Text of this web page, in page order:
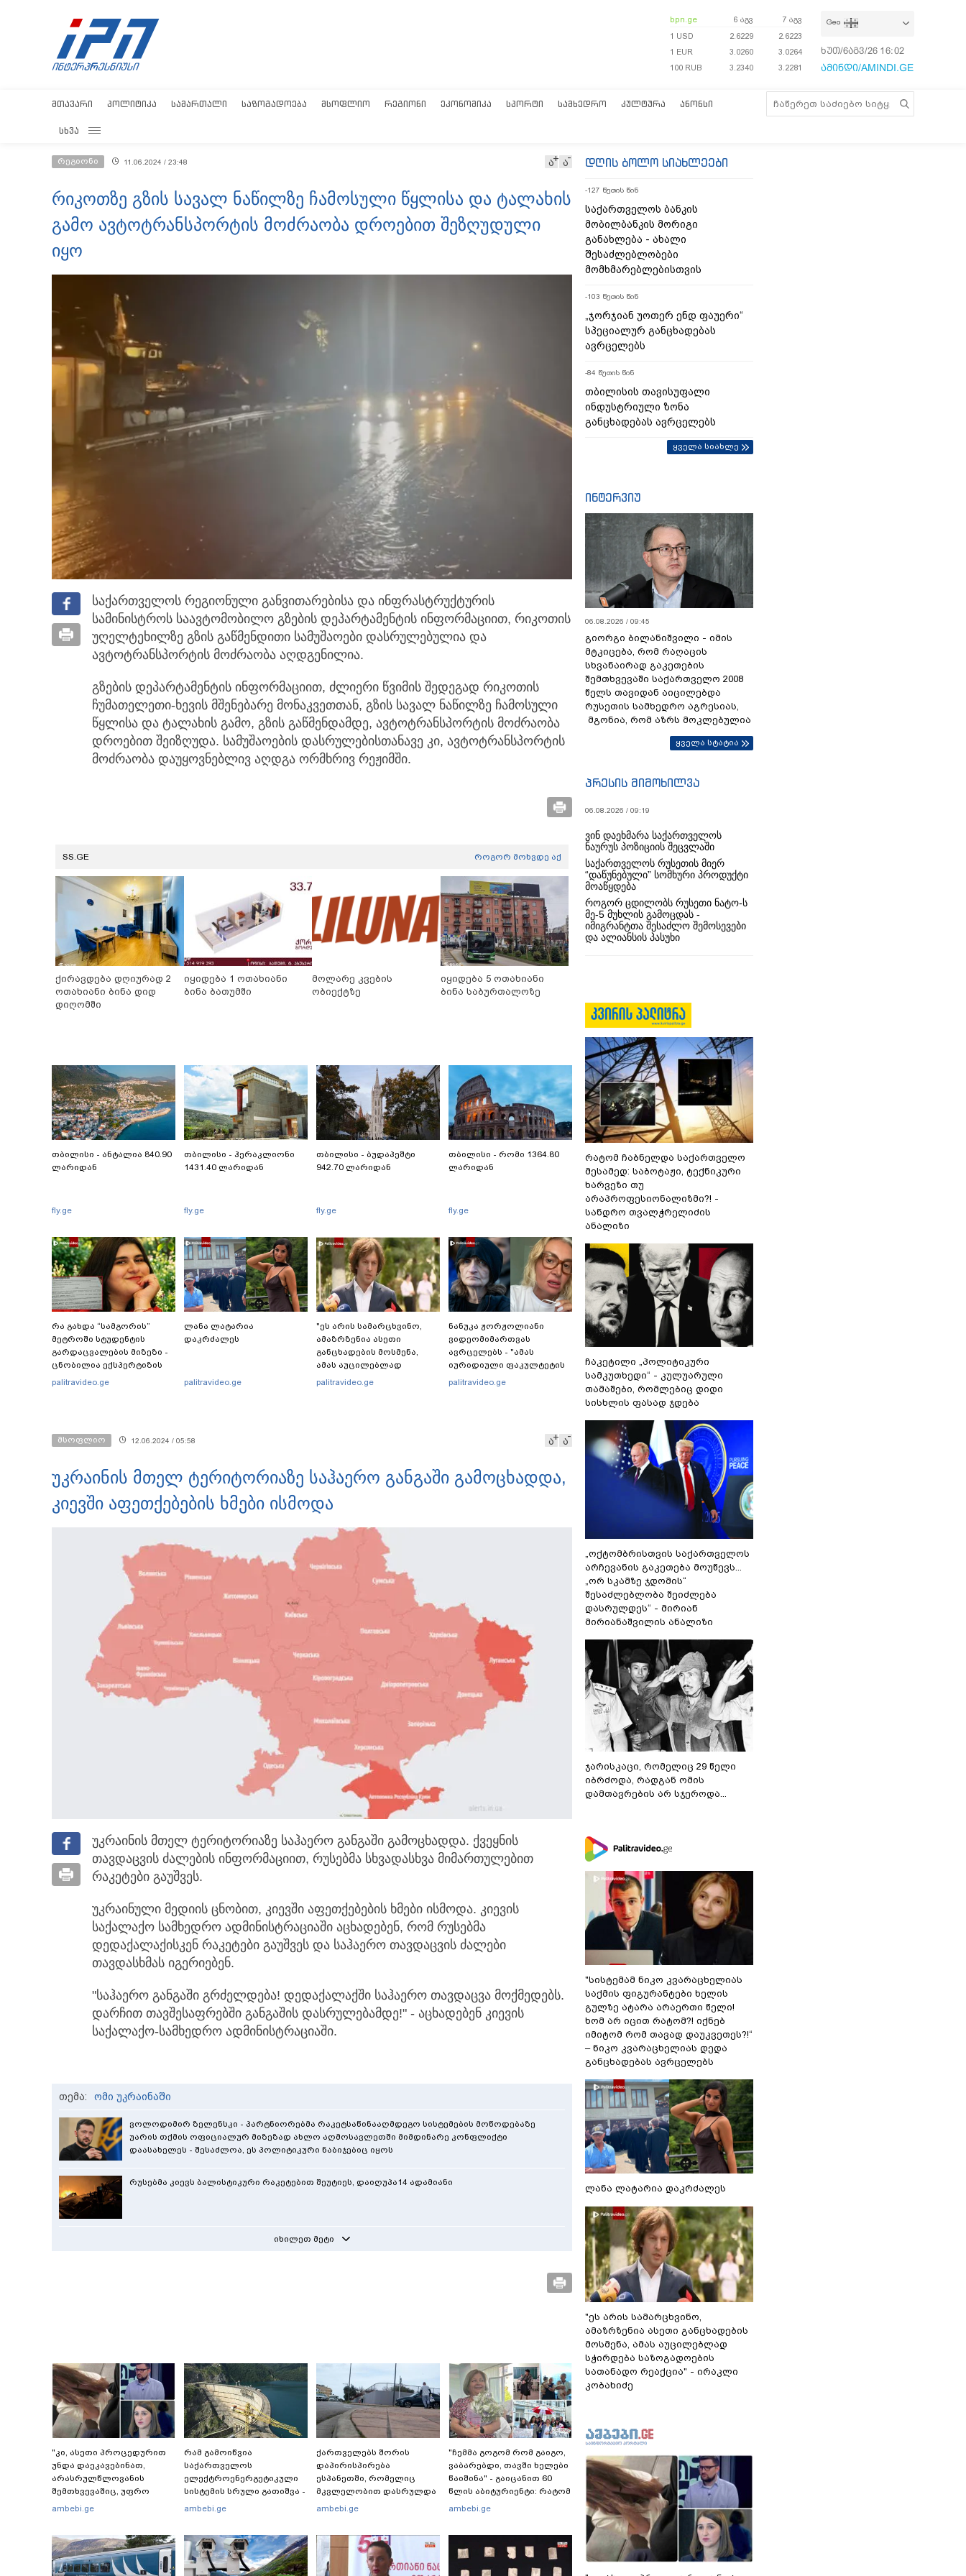
bpn.ge 6 აგვ
7 აგვ
1 USD
2.6229
2.6223
1 EUR
3.0260
3.0264
100 RUB
3.2340 3.2281
Geo
ხუთ/6აგვ/26 16:02:06
ამინდი/AMINDI.GE
ᲛᲗᲐᲕᲐᲠᲘ ᲞᲝᲚᲘᲢᲘᲙᲐ ᲡᲐᲛᲐᲠᲗᲐᲚᲘ ᲡᲐᲖᲝᲒᲐᲓᲝᲔᲑᲐ ᲛᲡᲝᲤᲚᲘᲝ ᲠᲔᲒᲘᲝᲜᲘ ᲔᲙᲝᲜᲝᲛᲘᲙᲐ ᲡᲞᲝᲠᲢᲘ ᲡᲐᲛᲮᲔᲓᲠᲝ ᲙᲣᲚᲢᲣᲠᲐ ᲐᲜᲝᲜᲡᲘ
ᲡᲮᲕᲐ
რეგიონი 11.06.2024 / 23:48 ა ა
რიკოთზე გზის სავალ ნაწილზე ჩამოსული წყლისა და ტალახის
გამო ავტოტრანსპორტის მოძრაობა დროებით შეზღუდული
იყო
საქართველოს რეგიონული განვითარებისა და ინფრასტრუქტურის
სამინისტროს საავტომობილო გზების დეპარტამენტის ინფორმაციით, რიკოთის
უღელტეხილზე გზის გაწმენდითი სამუშაოები დასრულებულია და
ავტოტრანსპორტის მოძრაობა აღდგენილია.
გზების დეპარტამენტის ინფორმაციით, ძლიერი წვიმის შედეგად რიკოთის
ჩუმათელეთი-ხევის მშენებარე მონაკვეთთან, გზის სავალ ნაწილზე ჩამოსული
წყლისა და ტალახის გამო, გზის გაწმენდამდე, ავტოტრანსპორტის მოძრაობა
დროებით შეიზღუდა. სამუშაოების დასრულებისთანავე კი, ავტოტრანსპორტის
მოძრაობა დაუყოვნებლივ აღდგა ორმხრივ რეჟიმში.
SS.GE როგორ მოხვდე აქ
ქირავდება დღიურად 2
ოთახიანი ბინა დიდ
დიღომში
იყიდება 1 ოთახიანი
ბინა ბათუმში
მოლარე კვების
ობიექტზე
იყიდება 5 ოთახიანი
ბინა საბურთალოზე
თბილისი - ანტალია 840.90
ლარიდან
fly.ge
თბილისი - ჰერაკლიონი
1431.40 ლარიდან
fly.ge
თბილისი - ბუდაპეშტი
942.70 ლარიდან
fly.ge
თბილისი - რომი 1364.80
ლარიდან
fly.ge
რა გახდა “სამგორის”
მეტროში სტუდენტის
გარდაცვალების მიზეზი -
ცნობილია ექსპერტიზის
პასუხი
palitravideo.ge
ლანა ლატარია
დაკრძალეს
palitravideo.ge
"ეს არის სამარცხვინო,
ამაზრზენია ასეთი
განცხადების მოსმენა,
ამას აუცილებლად
სჭირდება საზოგადოების
palitravideo.ge
ნანუკა ჟორჟოლიანი
ვიდეომიმართვას
ავრცელებს - "ამას
იურიდიული ფაკულტეტის
1-ელი კურსის სტუდენტიც
palitravideo.ge
მსოფლიო 12.06.2024 / 05:58 ა ა
უკრაინის მთელ ტერიტორიაზე საჰაერო განგაში გამოცხადდა,
კიევში აფეთქებების ხმები ისმოდა
უკრაინის მთელ ტერიტორიაზე საჰაერო განგაში გამოცხადდა. ქვეყნის
თავდაცვის ძალების ინფორმაციით, რუსებმა სხვადასხვა მიმართულებით
რაკეტები გაუშვეს.
უკრაინული მედიის ცნობით, კიევში აფეთქებების ხმები ისმოდა. კიევის
საქალაქო სამხედრო ადმინისტრაციაში აცხადებენ, რომ რუსებმა
დედაქალაქისკენ რაკეტები გაუშვეს და საჰაერო თავდაცვის ძალები
თავდასხმას იგერიებენ.
"საჰაერო განგაში გრძელდება! დედაქალაქში საჰაერო თავდაცვა მოქმედებს.
დარჩით თავშესაფრებში განგაშის დასრულებამდე!" - აცხადებენ კიევის
საქალაქო-სამხედრო ადმინისტრაციაში.
თემა: ომი უკრაინაში
ვოლოდიმირ ზელენსკი - პარტნიორებმა რაკეტსაწინააღმდეგო სისტემების მოწოდებაზე
უარის თქმის ოფიციალურ მიზეზად ახლო აღმოსავლეთში მიმდინარე კონფლიქტი
დაასახელეს - შესაძლოა, ეს პოლიტიკური ნაბიჯებიც იყოს
რუსებმა კიევს ბალისტიკური რაკეტებით შეუტიეს, დაიღუპა14 ადამიანი
იხილეთ მეტი
"კი, ასეთი პროცედურით
უნდა დაეკავებინათ,
არასრულწლოვანის
შემთხვევაშიც, უფრო
მსუბუქი ვარიანტი ძნელი
აღსრულდა განჩინება
ღამე" - იურისტები
ambebi.ge
რამ გამოიწვია
საქართველოს
ელექტროენერგეტიკული
სისტემის სრული გათიშვა -
რას ამბობს სემეკ-ის
ambebi.ge
ქართველებს შორის
დაპირისპირება
ესპანეთში, რომელიც
მკვლელობით დასრულდა
- რას წერს
შეეჯახა ჟორასა და
რაინდის"
ambebi.ge
"ჩემმა გოგომ რომ გაიგო,
ვაბარებდი, თავში ხელები
წაიშინა" - გაიცანით 60
წლის აბიტურიენტი: რატომ
გადაწყვიტა ბაგრატიონთა
ambebi.ge
დღის ბოლო სიახლეები
-127 წუთის წინ
საქართველოს ბანკის
მობილბანკის მორიგი
განახლება - ახალი
შესაძლებლობები
მომხმარებლებისთვის
-103 წუთის წინ
„ჯორჯიან უოთერ ენდ ფაუერი“
სპეციალურ განცხადებას
ავრცელებს
-84 წუთის წინ
თბილისის თავისუფალი
ინდუსტრიული ზონა
განცხადებას ავრცელებს
ყველა სიახლე
ინტერვიუ
06.08.2026 / 09:45
გიორგი ბილანიშვილი - იმის
მტკიცება, რომ რაღაცის
სხვანაირად გაკეთების
შემთხვევაში საქართველო 2008
წელს თავიდან აიცილებდა
რუსეთის სამხედრო აგრესიას,
მგონია, რომ აზრს მოკლებულია
ყველა სტატია
პრესის მიმოხილვა
06.08.2026 / 09:19
ვინ დაეხმარა საქართველოს
ნაურუს პოზიციის შეცვლაში
საქართველოს რუსეთის მიერ
“დაწუნებული” სომხური პროდუქტი
მოაწყდება
როგორ ცდილობს რუსეთი ნატო-ს
მე-5 მუხლის გამოცდას -
იმიგრანტთა შესაძლო შემოსევები
და ალიანსის პასუხი
რატომ ჩაბნელდა საქართველო
მესამედ: საბოტაჟი, ტექნიკური
ხარვეზი თუ
არაპროფესიონალიზმი?! -
სანდრო თვალჭრელიძის
ანალიზი
ჩაკეტილი „პოლიტიკური
სამკუთხედი“ - კულუარული
თამაშები, რომლებიც დიდი
სისხლის ფასად ჯდება
„ოქტომბრისთვის საქართველოს
არჩევანის გაკეთება მოუწევს...
„ორ სკამზე ჯდომის“
შესაძლებლობა შეიძლება
დასრულდეს“ - მირიან
მირიანაშვილის ანალიზი
ჯარისკაცი, რომელიც 29 წელი
იბრძოდა, რადგან ომის
დამთავრების არ სჯეროდა...
"სისტემამ ნიკო კვარაცხელიას
საქმის ფიგურანტები ხელის
გულზე ატარა არაერთი წელი!
ხომ არ იცით რატომ?! იქნებ
იმიტომ რომ თავად დაუკვეთეს?!“
– ნიკო კვარაცხელიას დედა
განცხადებას ავრცელებს
ლანა ლატარია დაკრძალეს
"ეს არის სამარცხვინო,
ამაზრზენია ასეთი განცხადების
მოსმენა, ამას აუცილებლად
სჭირდება საზოგადოების
სათანადო რეაქცია" - ირაკლი
კობახიძე